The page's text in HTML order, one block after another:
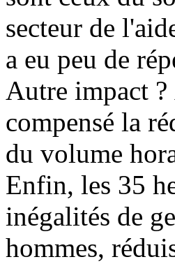
secteur de
a eu peu de
Autre impact
compensé la
du volume
Enfin, les 35
inégalités de
hommes,